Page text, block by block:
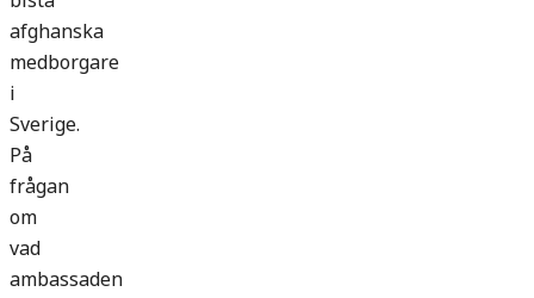
afghanska
medborgare
i
Sverige.
På
frågan
om
vad
ambassaden